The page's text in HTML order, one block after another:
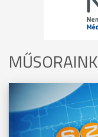
MŰSORAINK